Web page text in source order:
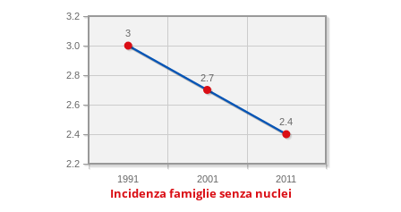
1991 2001 2011
2.2
2.4
2.6
2.8
3.0
3.2
2.4
2.7
3
Incidenza famiglie senza nuclei